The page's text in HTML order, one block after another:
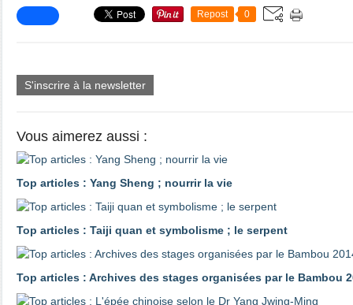
Repost 0
S'inscrire à la newsletter
Vous aimerez aussi :
Top articles : Yang Sheng ; nourrir la vie
Top articles : Taiji quan et symbolisme ; le serpent
Top articles : Archives des stages organisées par le Bambou